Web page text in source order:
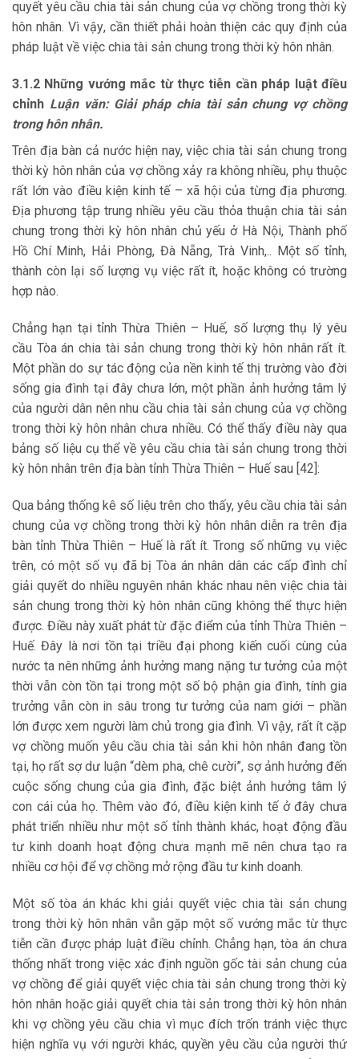
quyết yêu cầu chia tài sản chung của vợ chồng trong thời kỳ
hôn nhân. Vì vậy, cần thiết phải hoàn thiện các quy định của
pháp luật về việc chia tài sản chung trong thời kỳ hôn nhân.
3.1.2 Những vướng mắc từ thực tiễn cần pháp luật điều
chỉnh Luận văn: Giải pháp chia tài sản chung vợ chồng
trong hôn nhân.
Trên địa bàn cả nước hiện nay, việc chia tài sản chung trong
thời kỳ hôn nhân của vợ chồng xảy ra không nhiều, phụ thuộc
rất lớn vào điều kiện kinh tế – xã hội của từng địa phương.
Địa phương tập trung nhiều yêu cầu thỏa thuận chia tài sản
chung trong thời kỳ hôn nhân chủ yếu ở Hà Nội, Thành phố
Hồ Chí Minh, Hải Phòng, Đà Nẵng, Trà Vinh,.. Một số tỉnh,
thành còn lại số lượng vụ việc rất ít, hoặc không có trường
hợp nào.
Chẳng hạn tại tỉnh Thừa Thiên – Huế, số lượng thụ lý yêu
cầu Tòa án chia tài sản chung trong thời kỳ hôn nhân rất ít.
Một phần do sự tác động của nền kinh tế thị trường vào đời
sống gia đình tại đây chưa lớn, một phần ảnh hưởng tâm lý
của người dân nên nhu cầu chia tài sản chung của vợ chồng
trong thời kỳ hôn nhân chưa nhiều. Có thể thấy điều này qua
bảng số liệu cụ thể về yêu cầu chia tài sản chung trong thời
kỳ hôn nhân trên địa bàn tỉnh Thừa Thiên – Huế sau [42]:
Qua bảng thống kê số liệu trên cho thấy, yêu cầu chia tài sản
chung của vợ chồng trong thời kỳ hôn nhân diễn ra trên địa
bàn tỉnh Thừa Thiên – Huế là rất ít. Trong số những vụ việc
trên, có một số vụ đã bị Tòa án nhân dân các cấp đình chỉ
giải quyết do nhiều nguyên nhân khác nhau nên việc chia tài
sản chung trong thời kỳ hôn nhân cũng không thể thực hiện
được. Điều này xuất phát từ đặc điểm của tỉnh Thừa Thiên –
Huế. Đây là nơi tồn tại triều đại phong kiến cuối cùng của
nước ta nên những ảnh hưởng mang nặng tư tưởng của một
thời vẫn còn tồn tại trong một số bộ phận gia đình, tính gia
trưởng vẫn còn in sâu trong tư tưởng của nam giới – phần
lớn được xem người làm chủ trong gia đình. Vì vậy, rất ít cặp
vợ chồng muốn yêu cầu chia tài sản khi hôn nhân đang tồn
tại, họ rất sợ dư luận “dèm pha, chê cười”, sợ ảnh hưởng đến
cuộc sống chung của gia đình, đặc biệt ảnh hưởng tâm lý
con cái của họ. Thêm vào đó, điều kiện kinh tế ở đây chưa
phát triển nhiều như một số tỉnh thành khác, hoạt động đầu
tư kinh doanh hoạt động chưa mạnh mẽ nên chưa tạo ra
nhiều cơ hội để vợ chồng mở rộng đầu tư kinh doanh.
Một số tòa án khác khi giải quyết việc chia tài sản chung
trong thời kỳ hôn nhân vẫn gặp một số vướng mắc từ thực
tiễn cần được pháp luật điều chỉnh. Chẳng hạn, tòa án chưa
thống nhất trong việc xác định nguồn gốc tài sản chung của
vợ chồng để giải quyết việc chia tài sản chung trong thời kỳ
hôn nhân hoặc giải quyết chia tài sản trong thời kỳ hôn nhân
khi vợ chồng yêu cầu chia vì mục đích trốn tránh việc thực
hiện nghĩa vụ với người khác, quyền yêu cầu của người thứ